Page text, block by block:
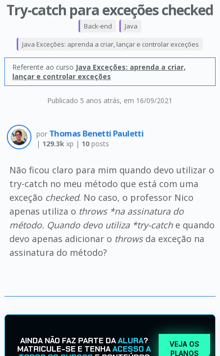
Try-catch para exceções checked
Publicado 5 anos atrás, em 16/09/2021
Back-end Java
Java Exceções: aprenda a criar, lançar e controlar exceções
Referente ao curso Java Exceções: aprenda a criar,
lançar e controlar exceções
por Thomas Benetti Pauletti
| 129.3kxp | 10posts
Não ficou claro para mim quando devo utilizar o
try-catch no meu método que está com uma
exceção checked. No caso, o professor Nico
apenas utiliza o throws *na assinatura do
método. Quando devo utiliza *try-catche quando
devo apenas adicionar o throwsda exceção na
assinatura do método?
AINDA NÃO FAZ PARTE DAALURA?
MATRICULE-SE E TENHAACESSO A
VEJA OS
PLANOS